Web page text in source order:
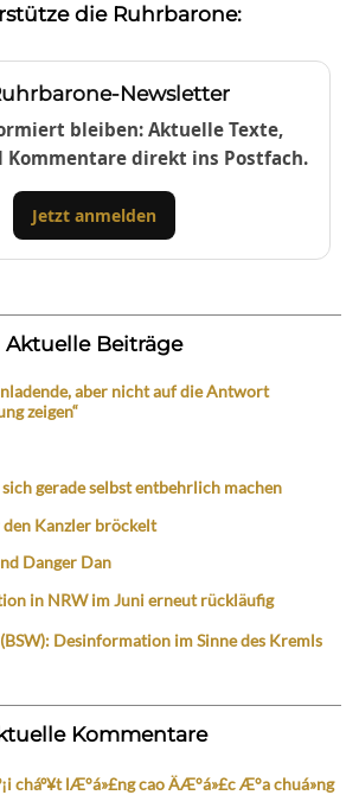
die Ruhrbarone:
Newsletter
bleiben: Aktuelle Texte,
Kommentare direkt ins Postfach.
Jetzt anmelden
Aktuelle Beiträge
aber nicht auf die Antwort
zeigen“
gerade selbst entbehrlich machen
Kanzler bröckelt
Danger Dan
in NRW im Juni erneut rückläufig
Desinformation im Sinne des Kremls
Kommentare
cháº¥t lÆ°á»£ng cao ÄÆ°á»£c Æ°a chuá»ng